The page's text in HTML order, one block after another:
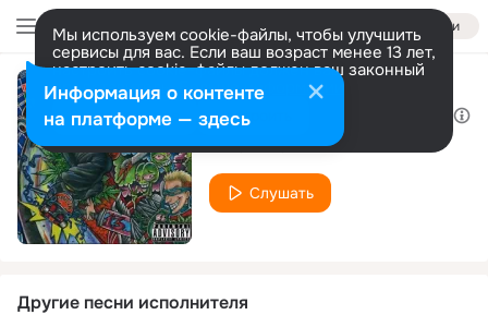
Войти
Мы используем cookie-файлы, чтобы улучшить
сервисы для вас. Если ваш возраст менее 13 лет,
настроить cookie-файлы должен ваш законный
представитель. Больше информации
Разрешить все Настроить
Рычаги Машин
Слушать
Другие песни исполнителя
Информация о контенте
на платформе — здесь